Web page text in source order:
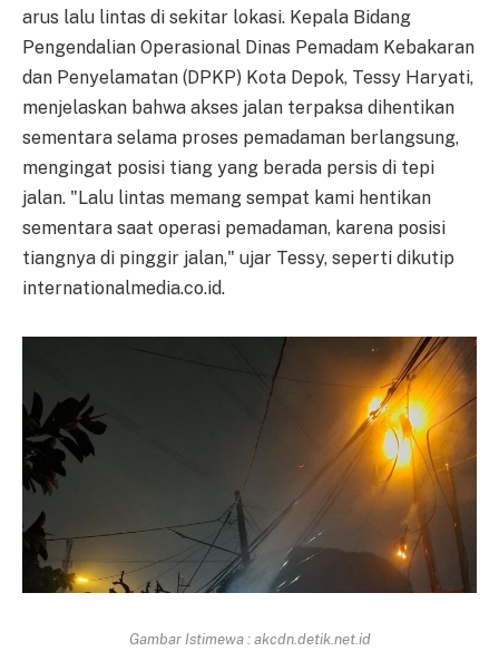
arus lalu lintas di sekitar lokasi. Kepala Bidang
Pengendalian Operasional Dinas Pemadam Kebakaran
dan Penyelamatan (DPKP) Kota Depok, Tessy Haryati,
menjelaskan bahwa akses jalan terpaksa dihentikan
sementara selama proses pemadaman berlangsung,
mengingat posisi tiang yang berada persis di tepi
jalan. "Lalu lintas memang sempat kami hentikan
sementara saat operasi pemadaman, karena posisi
tiangnya di pinggir jalan," ujar Tessy, seperti dikutip
internationalmedia.co.id.
Gambar Istimewa : akcdn.detik.net.id